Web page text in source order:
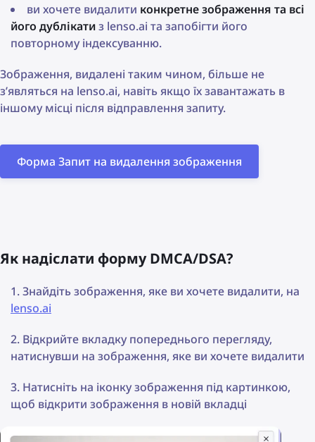
ви хочете видалити конкретне зображення та всі
його дублікатиз lenso.ai та запобігти його
повторному індексуванню.
Зображення, видалені таким чином, більше не
з’являться на lenso.ai, навіть якщо їх завантажать в
іншому місці після відправлення запиту.
Форма Запит на видалення зображення
Як надіслати форму DMCA/DSA?
Знайдіть зображення, яке ви хочете видалити, на
lenso.ai
Відкрийте вкладку попереднього перегляду,
натиснувши на зображення, яке ви хочете видалити
Натисніть на іконку зображення під картинкою,
щоб відкрити зображення в новій вкладці